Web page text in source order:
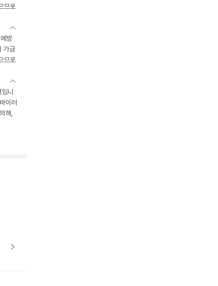
므로
방
가급
므로
니
이러
해,